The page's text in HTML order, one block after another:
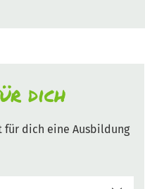
dich
für dich eine Ausbildung